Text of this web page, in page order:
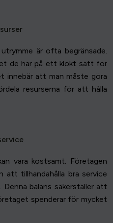
är ofta begränsade.
de har på ett klokt sätt för
innebär att man måste göra
resurserna för att hålla
vara kostsamt. Företagen
att tillhandahålla bra service
balans säkerställer att
spenderar för mycket